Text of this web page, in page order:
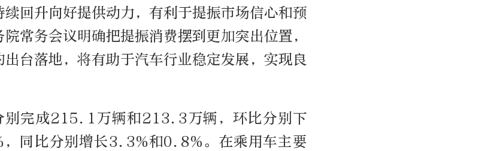
回升向好提供动力，有利于提振市场信心和预
常务会议明确把提振消费摆到更加突出位置，
台落地，将有助于汽车行业稳定发展，实现良
别完成215.1万辆和213.3万辆，环比分别下
同比分别增长3.3%和0.8%。在乘用车主要